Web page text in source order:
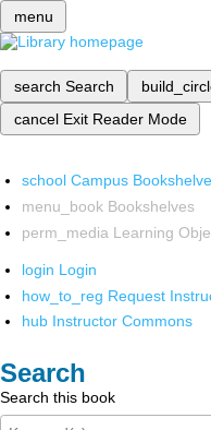
menu
search Search
cancel Exit Reader Mode
school Campus
menu_book Bookshelves
perm_media Learning
login Login
how_to_reg Request
hub Instructor Commons
Search
Search this book